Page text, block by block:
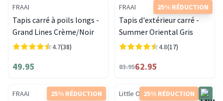
FRAAI
Tapis carré à poils longs -
Grand Lines Crème/Noir
4.7(38)
49.95
25% RÉDUCTION
FRAAI
Tapis d'extérieur carré -
Summer Oriental Gris
4.8(17)
83.9562.95
25% RÉDUCTION
FRAAI 25% RÉDUCTION
Little Olly